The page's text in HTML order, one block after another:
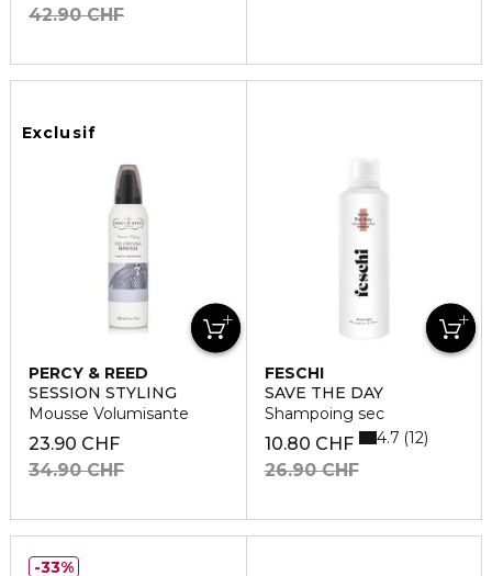
42.90 CHF
Exclusif
PERCY & REED
SESSION STYLING
Mousse Volumisante
23.90 CHF
34.90 CHF
FESCHI
SAVE THE DAY
Shampoing sec
10.80 CHF
26.90 CHF
4.7 12
33%